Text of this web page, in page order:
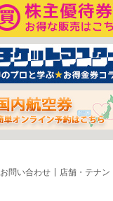
お問い合わせ 店舗・テナ